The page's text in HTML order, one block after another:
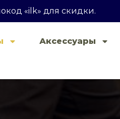
«ilk» для скидки.
Аксессуары